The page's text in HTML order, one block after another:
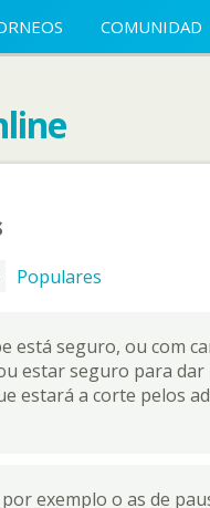
COMUNIDAD
Populares
está seguro, ou com
estar seguro para
estará a corte pelos
exemplo o as de